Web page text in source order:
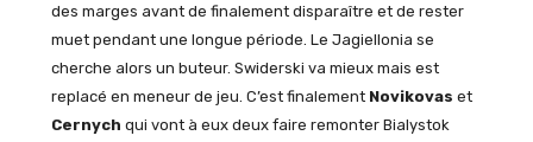
des marges avant de finalement disparaître et de rester
muet pendant une longue période. Le Jagiellonia se
cherche alors un buteur. Swiderski va mieux mais est
replacé en meneur de jeu. C’est finalement Novikovas et
Cernych qui vont à eux deux faire remonter Bialystok